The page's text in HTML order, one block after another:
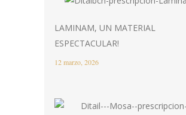
LAMINAM, UN MATERIAL
ESPECTACULAR!
12 marzo, 2026